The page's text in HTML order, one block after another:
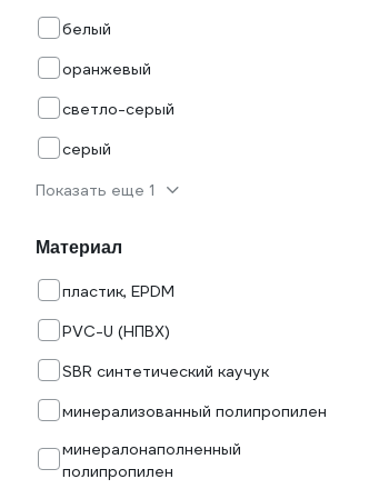
белый
оранжевый
светло-серый
серый
Показать еще 1
Материал
пластик, EPDM
PVC-U (НПВХ)
SBR синтетический каучук
минерализованный полипропилен
минералонаполненный
полипропилен